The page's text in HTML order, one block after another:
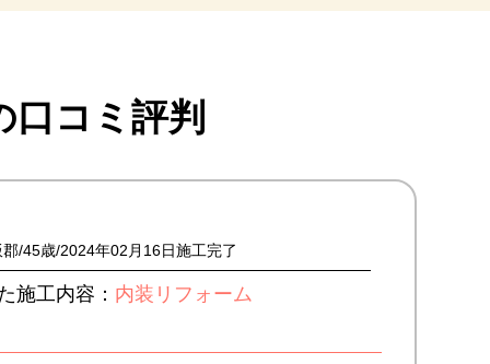
口コミ評判
郡 45歳 2024年02月16日施工完了
施工内容： 内装リフォーム